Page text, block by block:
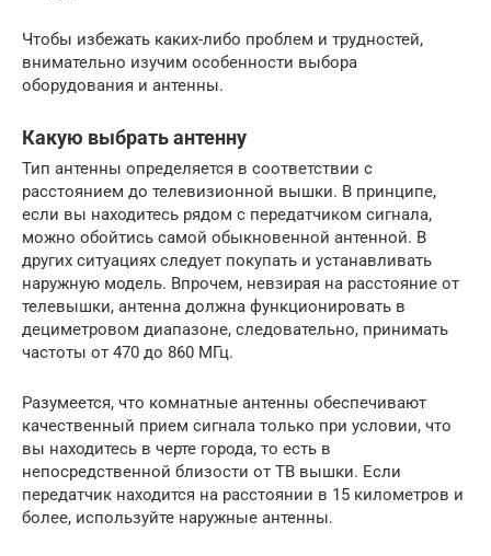
Чтобы избежать каких-либо проблем и трудностей,
внимательно изучим особенности выбора
оборудования и антенны.
Какую выбрать антенну
Тип антенны определяется в соответствии с
расстоянием до телевизионной вышки. В принципе,
если вы находитесь рядом с передатчиком сигнала,
можно обойтись самой обыкновенной антенной. В
других ситуациях следует покупать и устанавливать
наружную модель. Впрочем, невзирая на расстояние от
телевышки, антенна должна функционировать в
дециметровом диапазоне, следовательно, принимать
частоты от 470 до 860 МГц.
Разумеется, что комнатные антенны обеспечивают
качественный прием сигнала только при условии, что
вы находитесь в черте города, то есть в
непосредственной близости от ТВ вышки. Если
передатчик находится на расстоянии в 15 километров и
более, используйте наружные антенны.